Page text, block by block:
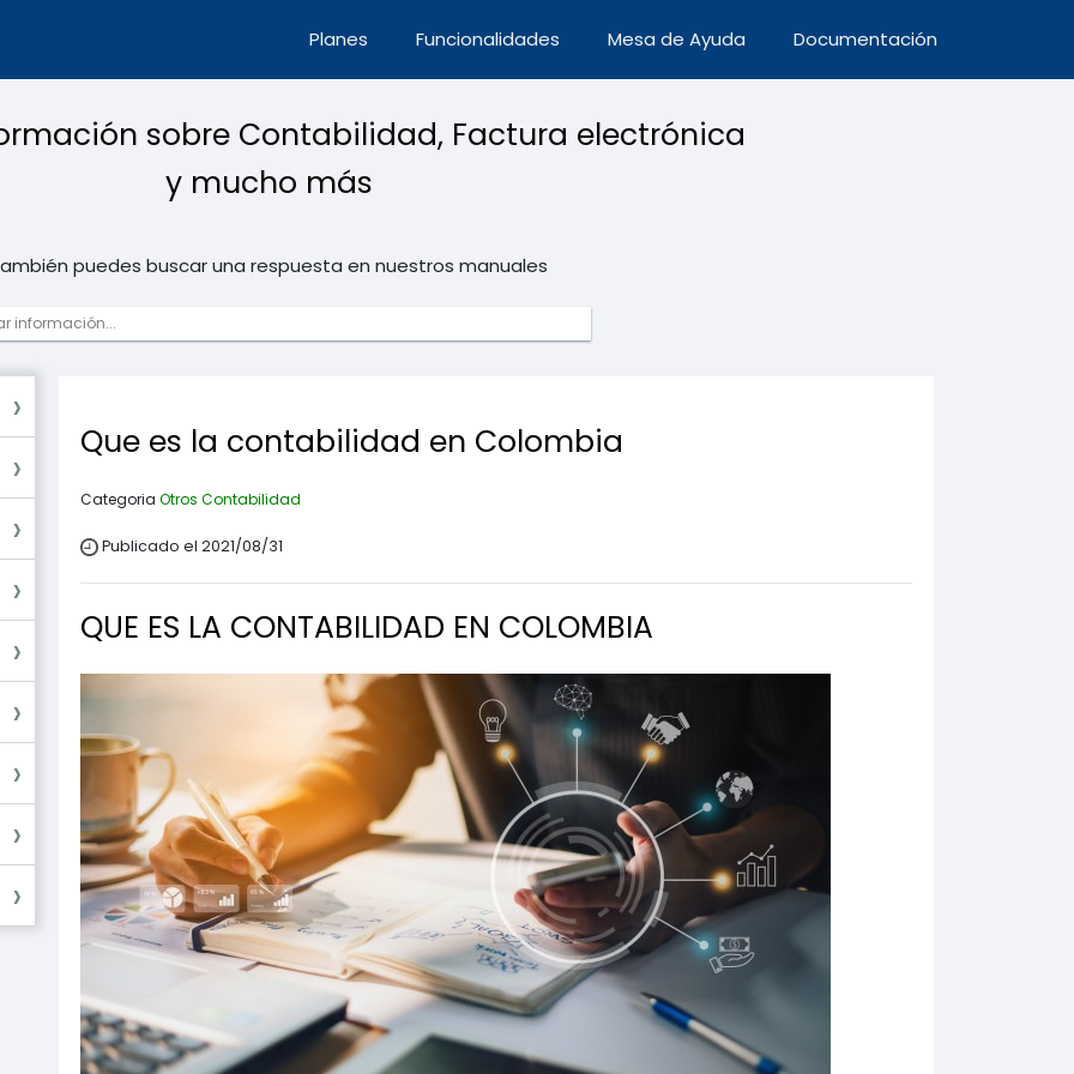
Planes Funcionalidades Mesa de Ayuda Documentación
sobre Contabilidad, Factura electrónica
y mucho más
puedes buscar una respuesta en nuestros manuales
Que es la contabilidad en Colombia
Categoria Otros Contabilidad
Publicado el 2021/08/31
QUE ES LA CONTABILIDAD EN COLOMBIA